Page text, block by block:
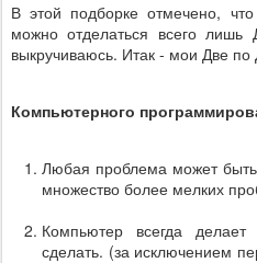
В этой подборке отмечено,
можно отделаться всего
выкручиваюсь. Итак - мои Две
Компьютерного
Любая проблема может
множество более мелких
Компьютер всегда
сделать. (за исключением